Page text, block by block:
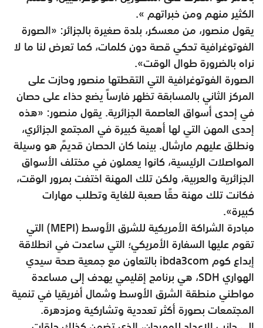
الكثير منهم ومن خبراتهم ».
يقول منصور، من معسكر، بلدة صغيرة بالجزائر: «الصورة
الفوتوغرافية تحكي قصة دون كلمات، كما تعرض لنا ما لا
نراه بالضرورة طوال الوقت».
الصورة الفوتوغرافية التي التقطتها منصور وحازت على
المركز الثاني بالمسابقة تظهر فارساً يضع حذاء على حصان
في إحدى أسواق العاصمة الجزائرية. يقول منصور: «هذه
إحدى المهن التي لها أهمية كبيرة في المجتمع الجزائري،
ونطلق عليهم مارشال. بينما كان الحصان قديمً هو وسيلة
المواصلات الرئيسية، كانوا يعملون في مختلف الأسواق
الجزائرية والعربية، ولكن تلك المهنة اختفت بمرور الوقت،
فكانت تلك مهنة حقًا صعبة للغاية وتطلب مهارات
كبيرة».
مبادرة الشراكة الأمريكية للشرق الأوسط (MEPI) التي
تقوم عليها السفارة الأمريكي؛ التي ساعدت في انطلاقة
إبداع كوم ibda3com بالتعاون مع جمعية صحة سيدي
الهواري SDH، هي برنامج إقليمي يهدف إلى مساعدة
مواطني منطقة الشرق الأوسط وشمال أفريقيا في تنمية
المجتمعات بصورة أكثر تعددية وتشاركية ومزدهرة.